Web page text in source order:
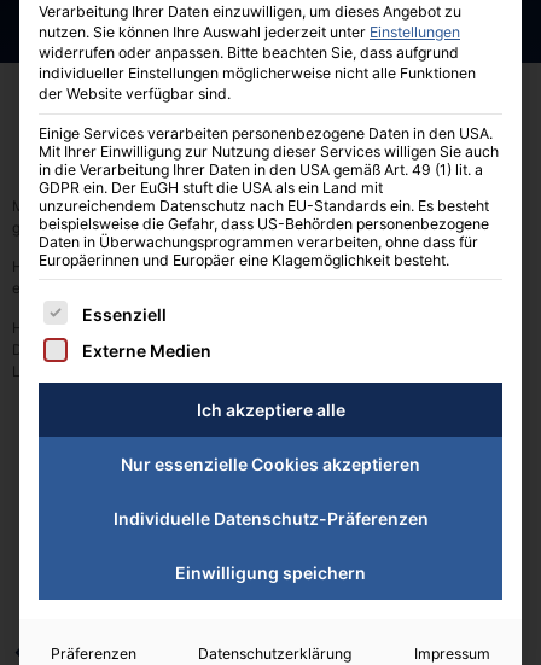
Mit der gestrigen Begegnung gegen Eschenried wurde der Sieg klar
gemacht!
Herzliche Glückwünsche zur Meisterschaft und Gratulation an alle
erfolgreichen Akteure des Teams:
Hannes Wagner, Patrick Nystroem, Dennis Dragomirov, Nico Kleber, Mark
Dragomirov, Benjamin Schmid, Luis Feiner, Benjamin Sömek, Philipp
Lindauer und Felix Piller
VORHERIGER NEXT
Verarbeitung Ihrer Daten einzuwilligen, um dieses Angebot zu
nutzen. Sie können Ihre Auswahl jederzeit unter Einstellungen
widerrufen oder anpassen. Bitte beachten Sie, dass aufgrund
individueller Einstellungen möglicherweise nicht alle Funktionen
der Website verfügbar sind.
Einige Services verarbeiten personenbezogene Daten in den USA.
Mit Ihrer Einwilligung zur Nutzung dieser Services willigen Sie auch
in die Verarbeitung Ihrer Daten in den USA gemäß Art. 49 (1) lit. a
GDPR ein. Der EuGH stuft die USA als ein Land mit
unzureichendem Datenschutz nach EU-Standards ein. Es besteht
beispielsweise die Gefahr, dass US-Behörden personenbezogene
Daten in Überwachungsprogrammen verarbeiten, ohne dass für
Europäerinnen und Europäer eine Klagemöglichkeit besteht.
Es folgt eine Liste der Service-Gruppen, für die eine Einwilligung erteilt
Essenziell
Externe Medien
Ich akzeptiere alle
Nur essenzielle Cookies akzeptieren
Individuelle Datenschutz-Präferenzen
Einwilligung speichern
Präferenzen Datenschutzerklärung Impressum